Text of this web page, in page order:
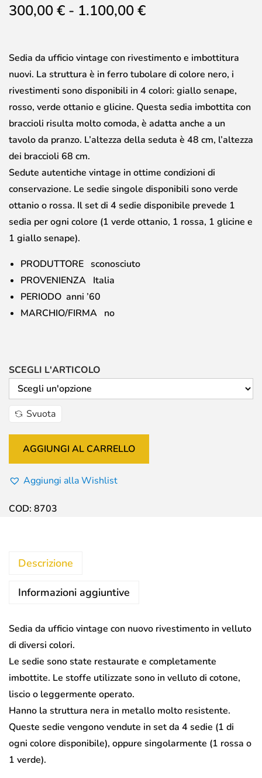
300,00€ - 1.100,00€
Sedia da ufficio vintage con rivestimento e imbottitura
nuovi. La struttura è in ferro tubolare di colore nero, i
rivestimenti sono disponibili in 4 colori: giallo senape,
rosso, verde ottanio e glicine. Questa sedia imbottita con
braccioli risulta molto comoda, è adatta anche a un
tavolo da pranzo. L’altezza della seduta è 48 cm, l’altezza
dei braccioli 68 cm.
Sedute autentiche vintage in ottime condizioni di
conservazione. Le sedie singole disponibili sono verde
ottanio o rossa. Il set di 4 sedie disponibile prevede 1
sedia per ogni colore (1 verde ottanio, 1 rossa, 1 glicine e
1 giallo senape).
PRODUTTORE sconosciuto
PROVENIENZA Italia
PERIODO anni ’60
MARCHIO/FIRMA no
SCEGLI L'ARTICOLO
Svuota
AGGIUNGI AL CARRELLO
Aggiungi alla Wishlist
COD: 8703
Descrizione
Informazioni aggiuntive
Sedia da ufficio vintage con nuovo rivestimento in velluto
di diversi colori.
Le sedie sono state restaurate e completamente
imbottite. Le stoffe utilizzate sono in velluto di cotone,
liscio o leggermente operato.
Hanno la struttura nera in metallo molto resistente.
Queste sedie vengono vendute in set da 4 sedie (1 di
ogni colore disponibile), oppure singolarmente (1 rossa o
1 verde).